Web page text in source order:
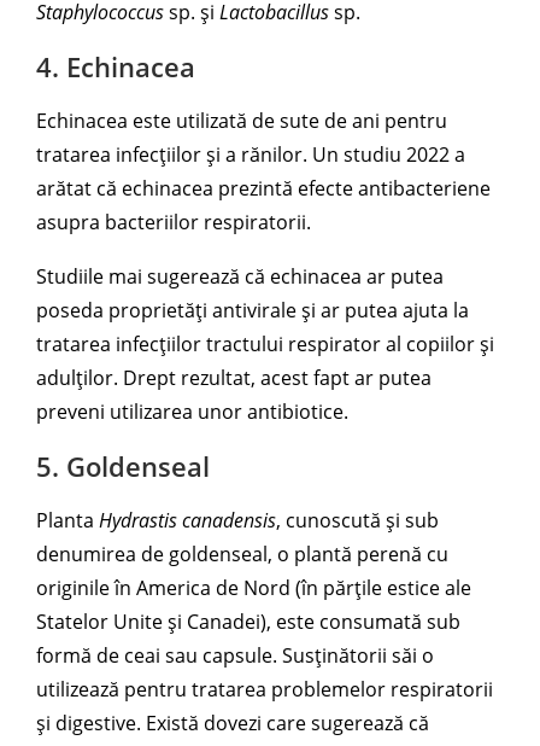
Staphylococcussp. și Lactobacillussp.
4. Echinacea
Echinacea este utilizată de sute de ani pentru
tratarea infecțiilor și a rănilor. Un studiu 2022 a
arătat că echinacea prezintă efecte antibacteriene
asupra bacteriilor respiratorii.
Studiile mai sugerează că echinacea ar putea
poseda proprietăți antivirale și ar putea ajuta la
tratarea infecțiilor tractului respirator al copiilor și
adulților. Drept rezultat, acest fapt ar putea
preveni utilizarea unor antibiotice.
5. Goldenseal
Planta Hydrastis canadensis, cunoscută și sub
denumirea de goldenseal, o plantă perenă cu
originile în America de Nord (în părțile estice ale
Statelor Unite și Canadei), este consumată sub
formă de ceai sau capsule. Susținătorii săi o
utilizează pentru tratarea problemelor respiratorii
și digestive. Există dovezi care sugerează că